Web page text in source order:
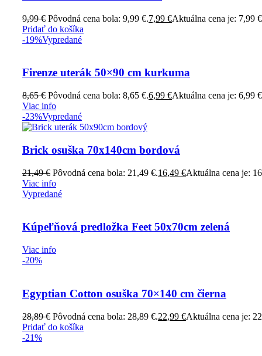
9,99€ Pôvodná cena bola: 9,99 €.7,99 €Aktuálna cena je: 7,99
Pridať do košíka
-19%Vypredané
Firenze uterák 50×90 cm kurkuma
8,65€ Pôvodná cena bola: 8,65 €.6,99 €Aktuálna cena je: 6,99
Viac info
-23%Vypredané
Brick osuška 70x140cm bordová
21,49€ Pôvodná cena bola: 21,49 €.16,49 €Aktuálna cena je:
Viac info
Vypredané
Kúpeľňová predložka Feet 50x70cm zelená
Viac info
-20%
Egyptian Cotton osuška 70×140 cm čierna
28,89€ Pôvodná cena bola: 28,89 €.22,99 €Aktuálna cena je:
Pridať do košíka
-21%